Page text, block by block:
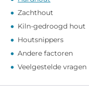
Zachthout
Kiln-gedroogd hout
Houtsnippers
Andere factoren
Veelgestelde vragen